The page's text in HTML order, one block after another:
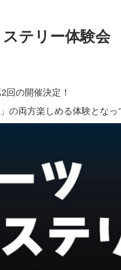
テリー体験会
回の開催決定！
の両方楽しめる体験となっ